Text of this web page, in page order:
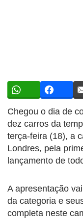
Chegou o dia de
dez carros da
terça-feira (18), a
Londres, pela
lançamento de
A apresentação
da categoria e
completa neste